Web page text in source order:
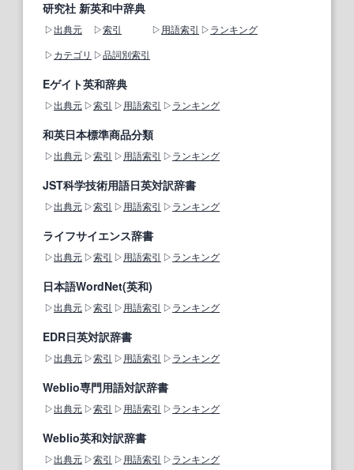
研究社 新英和中辞典
出典元 索引 用語索引
ランキング
カテゴリ
品詞別索引
Eゲイト英和辞典
出典元 索引 用語索引 ランキング
和英日本標準商品分類
出典元 索引 用語索引 ランキング
JST科学技術用語日英対訳辞書
出典元 索引 用語索引 ランキング
ライフサイエンス辞書
出典元 索引 用語索引 ランキング
日本語WordNet(英和)
出典元 索引 用語索引 ランキング
EDR日英対訳辞書
出典元 索引 用語索引 ランキング
Weblio専門用語対訳辞書
出典元 索引 用語索引 ランキング
Weblio英和対訳辞書
出典元 索引 用語索引 ランキング